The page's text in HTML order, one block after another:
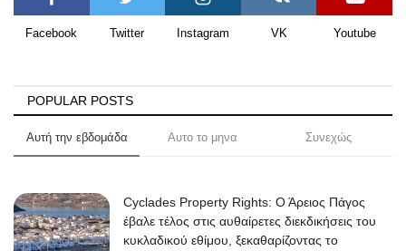
Facebook Twitter Instagram VK Youtube
POPULAR POSTS
Αυτή την εβδομάδα Αυτο το μηνα Συνεχώς
Cyclades Property Rights: Ο Άρειος Πάγος
έβαλε τέλος στις αυθαίρετες διεκδικήσεις του
κυκλαδικού εθίμου, ξεκαθαρίζοντας το